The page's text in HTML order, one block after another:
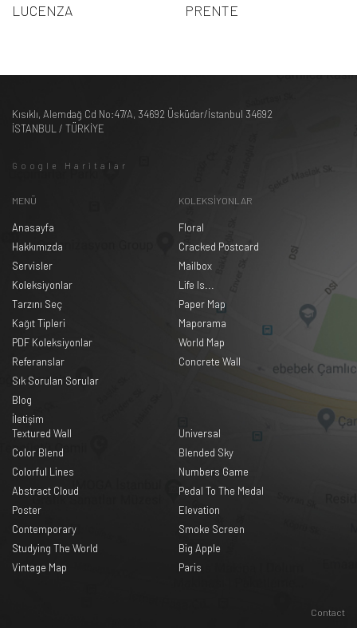
LUCENZA PRENTE
Kısıklı, Alemdağ Cd No:47/A, 34692 Üsküdar/İstanbul 34692
İSTANBUL / TÜRKİYE
Google Haritalar
MENÜ
Anasayfa
Hakkımızda
Servisler
Koleksiyonlar
Tarzını Seç
Kağıt Tipleri
PDF Koleksiyonlar
Referanslar
Sık Sorulan Sorular
Blog
İletişim
KOLEKSİYONLAR
Floral
Cracked Postcard
Mailbox
Life Is...
Paper Map
Maporama
World Map
Concrete Wall
Textured Wall
Color Blend
Colorful Lines
Abstract Cloud
Poster
Contemporary
Studying The World
Vintage Map
Universal
Blended Sky
Numbers Game
Pedal To The Medal
Elevation
Smoke Screen
Big Apple
Paris
Contact